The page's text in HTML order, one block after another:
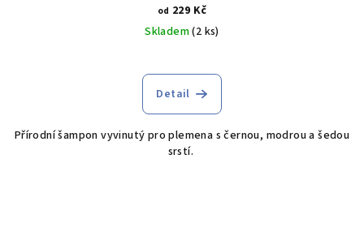
od 229 Kč
Skladem(2 ks)
Detail
Přírodní šampon vyvinutý pro plemena s černou, modrou a šedou
srstí.